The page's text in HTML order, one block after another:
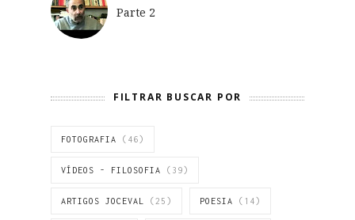
Parte 2
FILTRAR BUSCAR POR
FOTOGRAFIA (46)
VÍDEOS - FILOSOFIA (39)
ARTIGOS JOCEVAL (25) POESIA (14)